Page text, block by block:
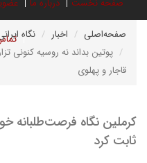
صفحه نخست درباره ما
صفحه‌اصلی اخبار
نگاه
پوتین بداند نه روسیه کنونی
قاجار و پهلوی
کرملین نگاه فرصت‌طلبانه
ثابت کرد